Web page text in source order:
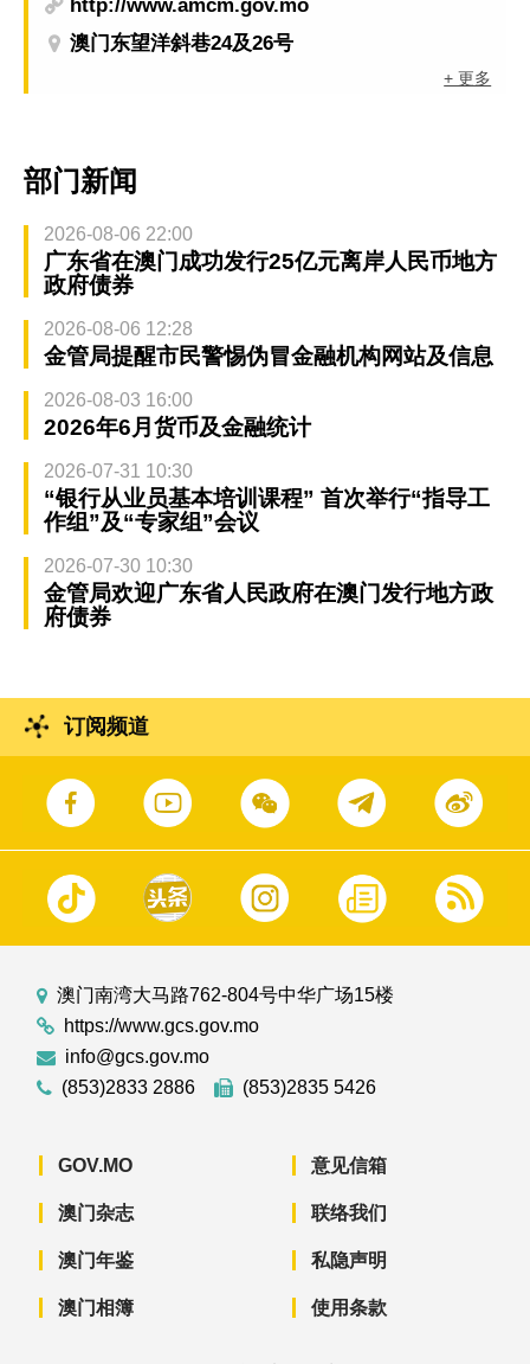
http://www.amcm.gov.mo
澳门东望洋斜巷24及26号
+ 更多
部门新闻
2026-08-06 22:00
广东省在澳门成功发行25亿元离岸人民币地方
政府债券
2026-08-06 12:28
金管局提醒市民警惕伪冒金融机构网站及信息
2026-08-03 16:00
2026年6月货币及金融统计
2026-07-31 10:30
“银行从业员基本培训课程” 首次举行“指导工
作组”及“专家组”会议
2026-07-30 10:30
金管局欢迎广东省人民政府在澳门发行地方政
府债券
订阅频道
澳门南湾大马路762-804号中华广场15楼
https://www.gcs.gov.mo
info@gcs.gov.mo
(853)2833 2886
(853)2835 5426
GOV.MO
澳门杂志
澳门年鉴
澳门相簿
意见信箱
联络我们
私隐声明
使用条款